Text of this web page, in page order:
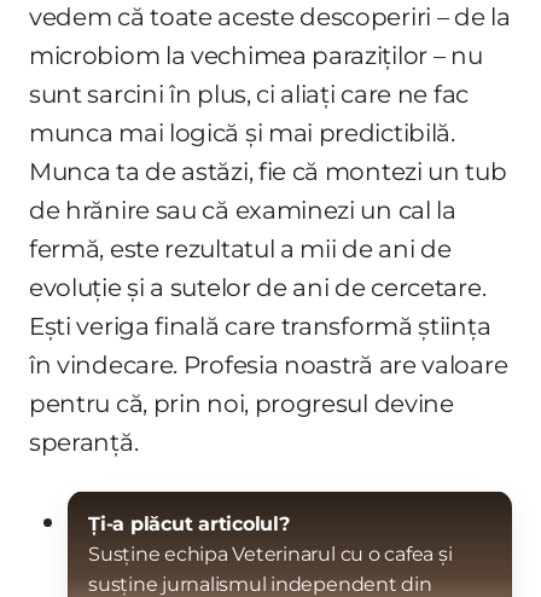
vedem că toate aceste descoperiri – de la
microbiom la vechimea paraziților – nu
sunt sarcini în plus, ci aliați care ne fac
munca mai logică și mai predictibilă.
Munca ta de astăzi, fie că montezi un tub
de hrănire sau că examinezi un cal la
fermă, este rezultatul a mii de ani de
evoluție și a sutelor de ani de cercetare.
Ești veriga finală care transformă știința
în vindecare. Profesia noastră are valoare
pentru că, prin noi, progresul devine
speranță.
Ți-a plăcut articolul?
Susține echipa Veterinarul cu o cafea și
susține jurnalismul independent din